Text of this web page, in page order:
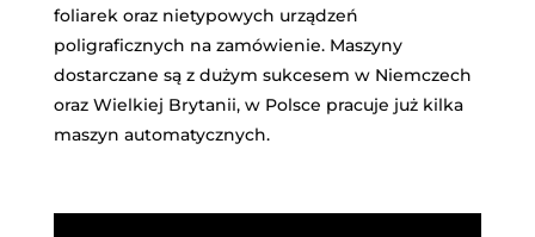
foliarek oraz nietypowych urządzeń
poligraficznych na zamówienie. Maszyny
dostarczane są z dużym sukcesem w Niemczech
oraz Wielkiej Brytanii, w Polsce pracuje już kilka
maszyn automatycznych.